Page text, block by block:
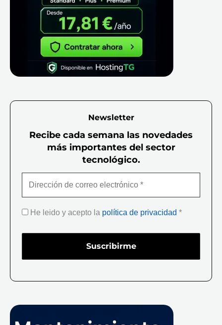
Newsletter
Recibe cada semana las novedades
más importantes del sector
tecnológico.
He leido y acepto la política de privacidad *